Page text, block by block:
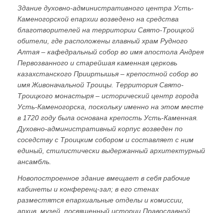
Здание духовно-административного центра Усть-
Каменогорской епархии возведено на средства
благотворителей на территории Свято-Троицкой
обители, где расположены главный храм Рудного
Алтая – кафедральный собор во имя апостола Андрея
Первозванного и старейшая каменная церковь
казахстанского Прииртышья – крепостной собор во
имя Живоначальной Троицы. Территория Свято-
Троицкого монастыря – исторический центр города
Усть-Каменогорска, поскольку именно на этом месте
в 1720 году была основана крепость Усть-Каменная.
Духовно-административный корпус возведен по
соседству с Троицким собором и составляет с ним
единый, стилистически выдержанный архитектурный
ансамбль.
Новопостроенное здание вмещает в себя рабочие
кабинеты и конференц-зал; в его стенах
разместятся епархиальные отделы и комиссии,
архив, музей, посвященный истории Православной